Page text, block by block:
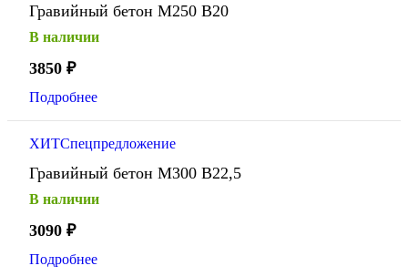
Гравийный бетон М250 В20
В наличии
3850 ₽
Подробнее
ХИТСпецпредложение
Гравийный бетон М300 В22,5
В наличии
3090 ₽
Подробнее